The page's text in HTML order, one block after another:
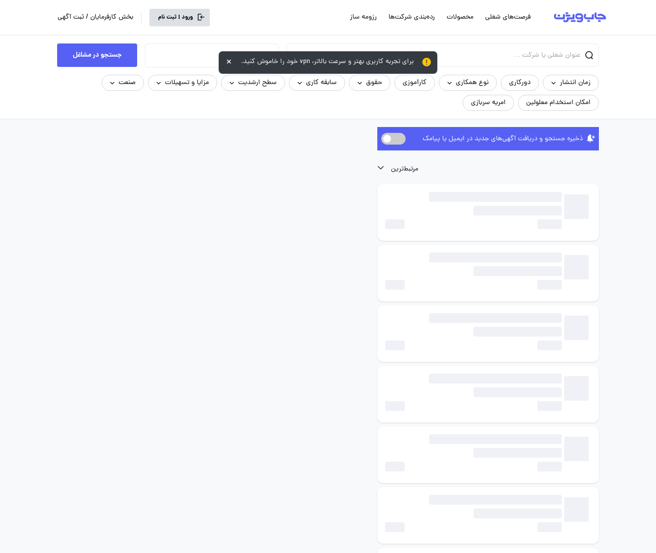
فرصت‌های شغلی محصولات رده‌بندی شرکت‌ها رزومه ساز ورود | ثبت نام بخش کارفرمایان / ثبت آگهی
جستجو در مشاغل
زمان انتشار دورکاری نوع همکاری کارآموزی حقوق سابقه کاری سطح ارشدیت مزایا و تسهیلات
صنعت
امکان استخدام معلولین
امریه سربازی
ذخیره جستجو و دریافت آگهی‌های جدید در ایمیل یا پیامک
برای تجربه کاربری بهتر و سرعت بالاتر، vpn خود را خاموش کنید.